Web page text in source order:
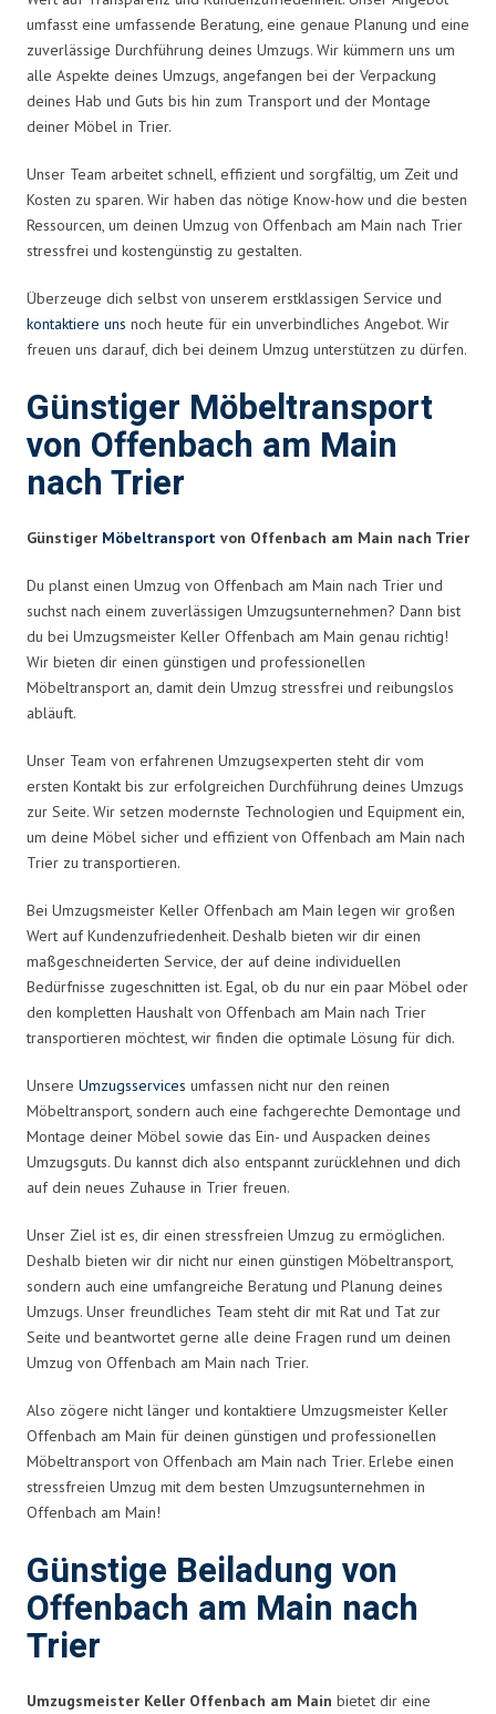
umfasst eine umfassende Beratung, eine genaue Planung und eine
zuverlässige Durchführung deines Umzugs. Wir kümmern uns um
alle Aspekte deines Umzugs, angefangen bei der Verpackung
deines Hab und Guts bis hin zum Transport und der Montage
deiner Möbel in Trier.
Unser Team arbeitet schnell, effizient und sorgfältig, um Zeit und
Kosten zu sparen. Wir haben das nötige Know-how und die besten
Ressourcen, um deinen Umzug von Offenbach am Main nach Trier
stressfrei und kostengünstig zu gestalten.
Überzeuge dich selbst von unserem erstklassigen Service und
kontaktiere uns noch heute für ein unverbindliches Angebot. Wir
freuen uns darauf, dich bei deinem Umzug unterstützen zu dürfen.
Günstiger Möbeltransport
von Offenbach am Main
nach Trier
Günstiger Möbeltransport von Offenbach am Main nach Trier
Du planst einen Umzug von Offenbach am Main nach Trier und
suchst nach einem zuverlässigen Umzugsunternehmen? Dann bist
du bei Umzugsmeister Keller Offenbach am Main genau richtig!
Wir bieten dir einen günstigen und professionellen
Möbeltransport an, damit dein Umzug stressfrei und reibungslos
abläuft.
Unser Team von erfahrenen Umzugsexperten steht dir vom
ersten Kontakt bis zur erfolgreichen Durchführung deines Umzugs
zur Seite. Wir setzen modernste Technologien und Equipment ein,
um deine Möbel sicher und effizient von Offenbach am Main nach
Trier zu transportieren.
Bei Umzugsmeister Keller Offenbach am Main legen wir großen
Wert auf Kundenzufriedenheit. Deshalb bieten wir dir einen
maßgeschneiderten Service, der auf deine individuellen
Bedürfnisse zugeschnitten ist. Egal, ob du nur ein paar Möbel oder
den kompletten Haushalt von Offenbach am Main nach Trier
transportieren möchtest, wir finden die optimale Lösung für dich.
Unsere Umzugsservices umfassen nicht nur den reinen
Möbeltransport, sondern auch eine fachgerechte Demontage und
Montage deiner Möbel sowie das Ein- und Auspacken deines
Umzugsguts. Du kannst dich also entspannt zurücklehnen und dich
auf dein neues Zuhause in Trier freuen.
Unser Ziel ist es, dir einen stressfreien Umzug zu ermöglichen.
Deshalb bieten wir dir nicht nur einen günstigen Möbeltransport,
sondern auch eine umfangreiche Beratung und Planung deines
Umzugs. Unser freundliches Team steht dir mit Rat und Tat zur
Seite und beantwortet gerne alle deine Fragen rund um deinen
Umzug von Offenbach am Main nach Trier.
Also zögere nicht länger und kontaktiere Umzugsmeister Keller
Offenbach am Main für deinen günstigen und professionellen
Möbeltransport von Offenbach am Main nach Trier. Erlebe einen
stressfreien Umzug mit dem besten Umzugsunternehmen in
Offenbach am Main!
Günstige Beiladung von
Offenbach am Main nach
Trier
Umzugsmeister Keller Offenbach am Main bietet dir eine